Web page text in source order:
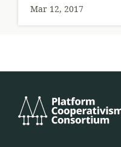
Mar 12, 2017